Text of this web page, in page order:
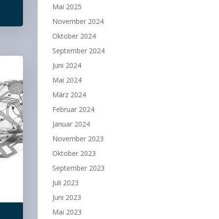
Mai 2025
November 2024
Oktober 2024
September 2024
Juni 2024
Mai 2024
März 2024
Februar 2024
Januar 2024
November 2023
Oktober 2023
September 2023
Juli 2023
Juni 2023
Mai 2023